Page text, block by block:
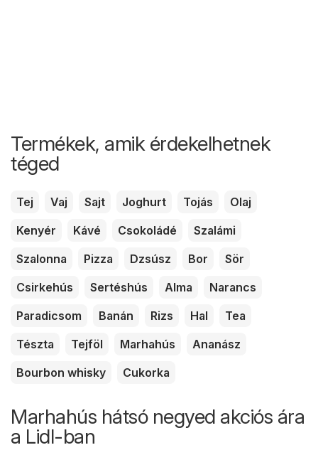
Termékek, amik érdekelhetnek
téged
Tej Vaj Sajt Joghurt Tojás
Olaj
Kenyér
Kávé Csokoládé
Szalámi
Szalonna
Pizza Dzsúsz Bor
Sör
Csirkehús
Sertéshús Alma
Narancs
Paradicsom
Banán Rizs Hal
Tea
Tészta
Tejföl Marhahús
Ananász
Bourbon whisky
Cukorka
Marhahús hátsó negyed akciós ára
a Lidl-ban